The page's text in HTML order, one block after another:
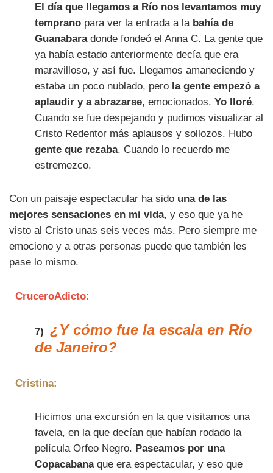
El día que llegamos a Río nos levantamos muy
tempranopara ver la entrada a la bahía de
Guanabaradonde fondeó el Anna C. La gente que
ya había estado anteriormente decía que era
maravilloso, y así fue. Llegamos amaneciendo y
estaba un poco nublado, pero la gente empezó a
aplaudir y a abrazarse, emocionados. Yo lloré.
Cuando se fue despejando y pudimos visualizar al
Cristo Redentor más aplausos y sollozos. Hubo
gente que rezaba. Cuando lo recuerdo me
estremezco.
Con un paisaje espectacular ha sido una de las
mejores sensaciones en mi vida, y eso que ya he
visto al Cristo unas seis veces más. Pero siempre me
emociono y a otras personas puede que también les
pase lo mismo.
CruceroAdicto:
7) ¿Y cómo fue la escala en Río
de Janeiro?
Cristina:
Hicimos una excursión en la que visitamos una
favela, en la que decían que habían rodado la
película Orfeo Negro. Paseamos por una
Copacabanaque era espectacular, y eso que